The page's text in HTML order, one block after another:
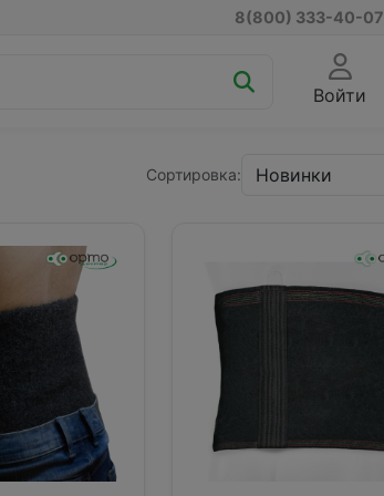
8(800) 333-40-07
Войти
Сортировка: